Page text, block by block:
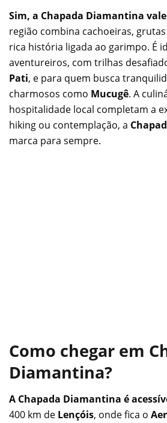
Sim, a Chapada Diamantina
região combina cachoeiras,
rica história ligada ao garimpo. É
aventureiros, com trilhas
Pati, e para quem busca
charmosos como Mucugê. A
hospitalidade local completam a
hiking ou contemplação, a
marca para sempre.
Como chegar em
Diamantina?
A Chapada Diamantina é
400 km de Lençóis, onde fica o